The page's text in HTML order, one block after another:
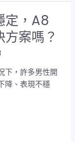
定，A8
案嗎？
下，許多男性開
降、表現不穩